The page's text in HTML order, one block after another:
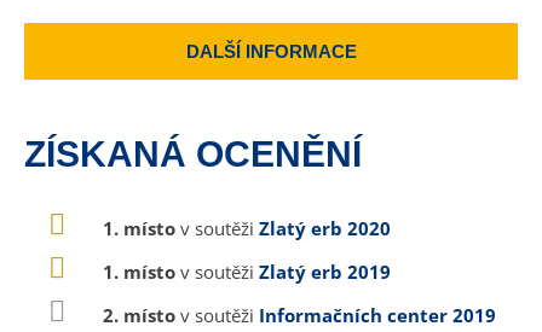
DALŠÍ INFORMACE
ZÍSKANÁ OCENĚNÍ
1. místo v soutěži Zlatý erb 2020
1. místo v soutěži Zlatý erb 2019
2. místo v soutěži Informačních center 2019